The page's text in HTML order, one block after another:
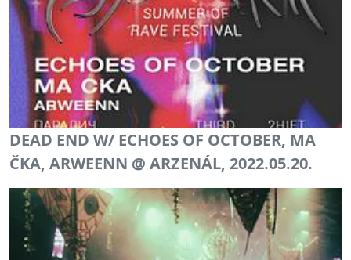
DEAD END W/ ECHOES OF OCTOBER, MA
ČKA, ARWEENN @ ARZENÁL, 2022.05.20.